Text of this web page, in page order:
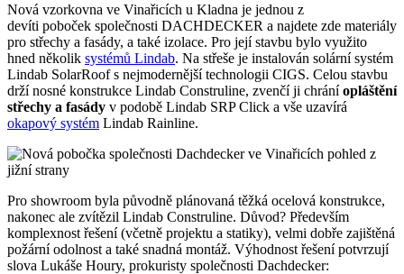
Nová vzorkovna ve Vinařicích u Kladna je jednou z
devíti poboček společnosti DACHDECKER a najdete zde materiály
pro střechy a fasády, a také izolace. Pro její stavbu bylo využito
hned několik systémů Lindab. Na střeše je instalován solární systém
Lindab SolarRoof s nejmodernější technologii CIGS. Celou stavbu
drží nosné konstrukce Lindab Construline, zvenčí ji chráníopláštění
střechy a fasády v podobě Lindab SRP Click a vše uzavírá
okapový systém Lindab Rainline.
Pro showroom byla původně plánovaná těžká ocelová konstrukce,
nakonec ale zvítězil Lindab Construline. Důvod? Především
komplexnost řešení (včetně projektu a statiky), velmi dobře zajištěná
požární odolnost a také snadná montáž. Výhodnost řešení potvrzují
slova Lukáše Houry, prokuristy společnosti Dachdecker: